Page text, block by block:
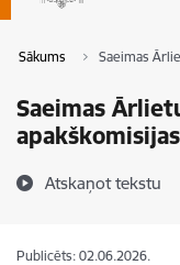
Sākums Saeimas
Saeimas
Atskaņot tekstu
Publicēts: 02.06.2026.